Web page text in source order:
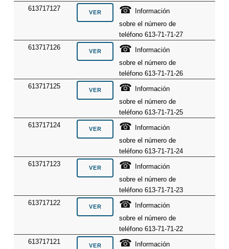
613717127
☎ Información
sobre el número de
teléfono 613-71-71-27
613717126
☎ Información
sobre el número de
teléfono 613-71-71-26
613717125
☎ Información
sobre el número de
teléfono 613-71-71-25
613717124
☎ Información
sobre el número de
teléfono 613-71-71-24
613717123
☎ Información
sobre el número de
teléfono 613-71-71-23
613717122
☎ Información
sobre el número de
teléfono 613-71-71-22
613717121
☎ Información